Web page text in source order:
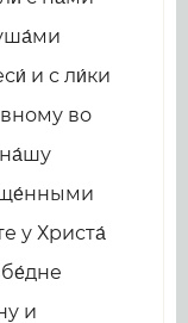
и с ли́ки
во
на́шу
у Христа́
и